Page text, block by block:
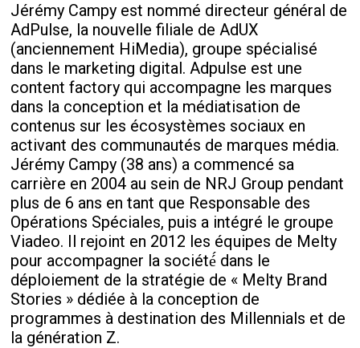
Jérémy Campy est nommé directeur général de
AdPulse, la nouvelle filiale de AdUX
(anciennement HiMedia), groupe spécialisé
dans le marketing digital. Adpulse est une
content factory qui accompagne les marques
dans la conception et la médiatisation de
contenus sur les écosystèmes sociaux en
activant des communautés de marques média.
Jérémy Campy (38 ans) a commencé sa
carrière en 2004 au sein de NRJ Group pendant
plus de 6 ans en tant que Responsable des
Opérations Spéciales, puis a intégré le groupe
Viadeo. Il rejoint en 2012 les équipes de Melty
pour accompagner la société́ dans le
déploiement de la stratégie de « Melty Brand
Stories » dédiée à la conception de
programmes à destination des Millennials et de
la génération Z.